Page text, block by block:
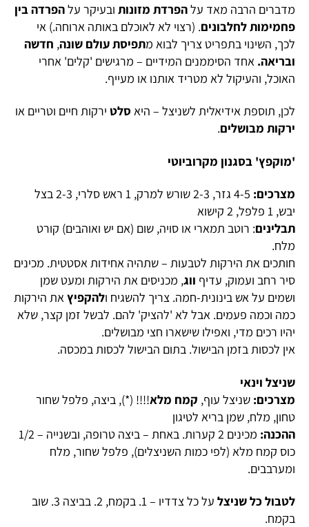
מדברים הרבה מאד עלהפרדת מזונות ובעיקר עלהפרדה בין
פחמימות לחלבונים. (רצוי לא לאוכלם באותה ארוחה.) אי
לכך, השינוי בתפריט צריך לבוא מתפיסת עולם שונה, חדשה
ובריאה. אחד הסיממנים המידיים – מרגישים 'קלים' אחרי
האוכל, והעיקול לא מטריד אותנו או מעייף.
לכן, תוספת אידיאלית לשניצל – היא סלט ירקות חיים וטריים או
ירקות מבושלים.
'מוקפץ' בסגנון מקרוביוטי
מצרכים:
4-5 גזר, 2-3 שורש למרק, 1 ראש סלרי, 2-3 בצל
יבש, 1 פלפל, 2 קישוא
תבלינים: רוטב תמארי או סויה, שום (אם יש ואוהבים) קורט
מלח.
חותכים את הירקות לטבעות – שתהיה אחידות אסטטית. מכינים
סיר רחב ועמוק, עדיף ווג, מכניסים את הירקות ומעט שמן
ושמים על אש בינונית-חמה. צריך להשגיח ולהקפיץאת הירקות
כמה וכמה פעמים. אבל לא 'להציק' להם. לבשל זמן קצר, שלא
יהיו רכים מדי, ואפילו שישארו חצי מבושלים.
אין לכסות בזמן הבישול. בתום הבישול לכסות במכסה.
שניצל וינאי
מצרכים: שניצל עוף, קמח מלא!!!! (*), ביצה, פלפל שחור
טחון, מלח, שמן בריא לטיגון
ההכנה:
מכינים 2 קערות. באחת – ביצה טרופה, ובשנייה – 1/2
כוס קמח מלא (לפי כמות השניצלים), פלפל שחור, מלח
ומערבבים.
לטבול כל שניצל
על כל צדדיו – 1. בקמח, 2. בביצה 3. שוב
בקמח.